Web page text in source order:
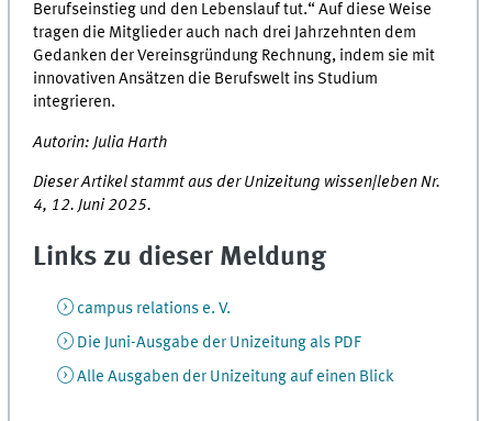
Berufseinstieg und den Lebenslauf tut.“ Auf diese Weise
tragen die Mitglieder auch nach drei Jahrzehnten dem
Gedanken der Vereinsgründung Rechnung, indem sie mit
innovativen Ansätzen die Berufswelt ins Studium
integrieren.
Autorin: Julia Harth
Dieser Artikel stammt aus der Unizeitung wissen|leben Nr.
4, 12. Juni 2025.
Links zu dieser Meldung
campus relations e. V.
Die Juni-Ausgabe der Unizeitung als PDF
Alle Ausgaben der Unizeitung auf einen Blick